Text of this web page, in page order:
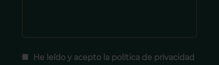
He leído y acepto la política de privacidad